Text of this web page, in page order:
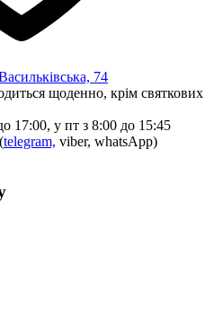
74
щоденно, крім святкових
17:00, у пт з 8:00 до 15:45
(telegram, viber, whatsApp)